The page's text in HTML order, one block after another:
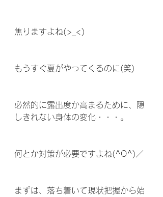
焦りますよね(>_<)
もうすぐ夏がやってくるのに(笑)
必然的に露出度か高まるために、隠
しきれない身体の変化・・・。
何とか対策が必要ですよね(^O^)／
まずは、落ち着いて現状把握から始